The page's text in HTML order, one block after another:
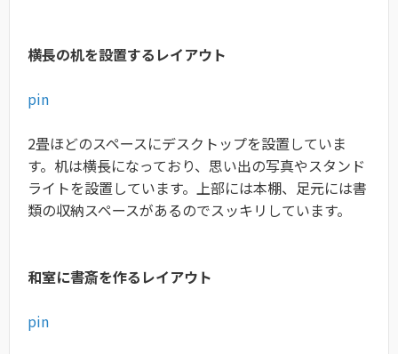
横長の机を設置するレイアウト
pin
2畳ほどのスペースにデスクトップを設置していま
す。机は横長になっており、思い出の写真やスタンド
ライトを設置しています。上部には本棚、足元には書
類の収納スペースがあるのでスッキリしています。
和室に書斎を作るレイアウト
pin